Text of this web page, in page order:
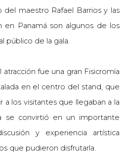
maestro Rafael Barrios y las
en Panamá son algunos de los
público de la gala.
atracción fue una gran Fisicromía
en el centro del stand, que
a los visitantes que llegaban a la
se convirtió en un importante
y experiencia artística
que pudieron disfrutarla.